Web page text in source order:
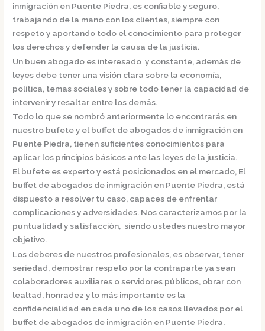
inmigración en Puente Piedra, es confiable y seguro,
trabajando de la mano con los clientes, siempre con
respeto y aportando todo el conocimiento para proteger
los derechos y defender la causa de la justicia.
Un buen abogado es interesado y constante, además de
leyes debe tener una visión clara sobre la economía,
política, temas sociales y sobre todo tener la capacidad de
intervenir y resaltar entre los demás.
Todo lo que se nombró anteriormente lo encontrarás en
nuestro bufete y el buffet de abogados de inmigración en
Puente Piedra, tienen suficientes conocimientos para
aplicar los principios básicos ante las leyes de la justicia.
El bufete es experto y está posicionados en el mercado, El
buffet de abogados de inmigración en Puente Piedra, está
dispuesto a resolver tu caso, capaces de enfrentar
complicaciones y adversidades. Nos caracterizamos por la
puntualidad y satisfacción, siendo ustedes nuestro mayor
objetivo.
Los deberes de nuestros profesionales, es observar, tener
seriedad, demostrar respeto por la contraparte ya sean
colaboradores auxiliares o servidores públicos, obrar con
lealtad, honradez y lo más importante es la
confidencialidad en cada uno de los casos llevados por el
buffet de abogados de inmigración en Puente Piedra.